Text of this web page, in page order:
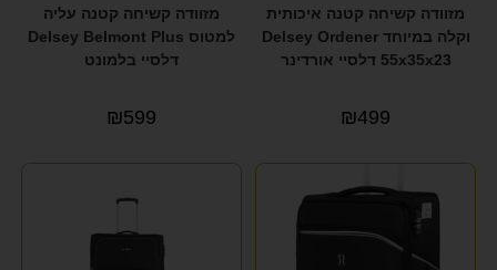
מזוודה קשיחה קטנה איכותית
וקלה במיוחד Delsey Ordener
55x35x23 דלסיי אורדינר
₪499
מזוודה קשיחה קטנה עליה
למטוס Delsey Belmont Plus
דלסיי בלמונט
₪599